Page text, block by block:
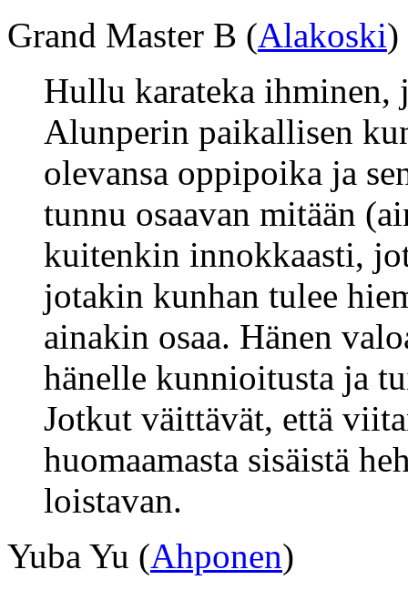
Grand Master B (Alakoski)
Hullu karateka ihminen,
Alunperin paikallisen
olevansa oppipoika ja
tunnu osaavan mitään
kuitenkin innokkaasti,
jotakin kunhan tulee
ainakin osaa. Hänen
hänelle kunnioitusta ja
Jotkut väittävät, että
huomaamasta sisäistä
loistavan.
Yuba Yu (Ahponen)